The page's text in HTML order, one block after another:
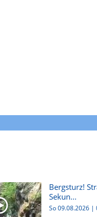
Bergsturz!
Sekun...
So 09.08.2026 |